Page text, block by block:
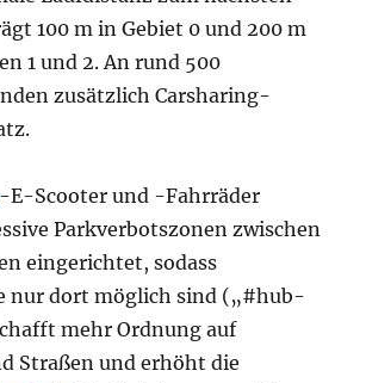
100 m in Gebiet 0 und 200 m
1 und 2. An rund 500
zusätzlich Carsharing-
-E-Scooter und -Fahrräder
Parkverbotszonen zwischen
eingerichtet, sodass
nur dort möglich sind („#hub-
mehr Ordnung auf
Straßen und erhöht die